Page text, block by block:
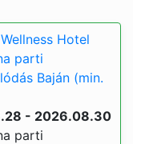
Hotel
parti
Baján (min.
- 2026.08.30
parti